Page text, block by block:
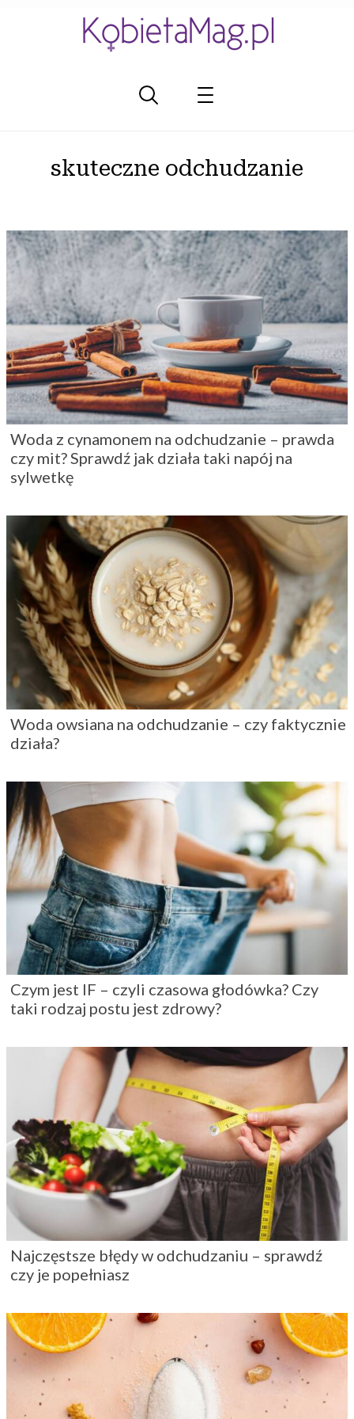
skuteczne odchudzanie
Woda z cynamonem na odchudzanie – prawda
czy mit? Sprawdź jak działa taki napój na
sylwetkę
Woda owsiana na odchudzanie – czy faktycznie
działa?
Czym jest IF – czyli czasowa głodówka? Czy
taki rodzaj postu jest zdrowy?
Najczęstsze błędy w odchudzaniu – sprawdź
czy je popełniasz